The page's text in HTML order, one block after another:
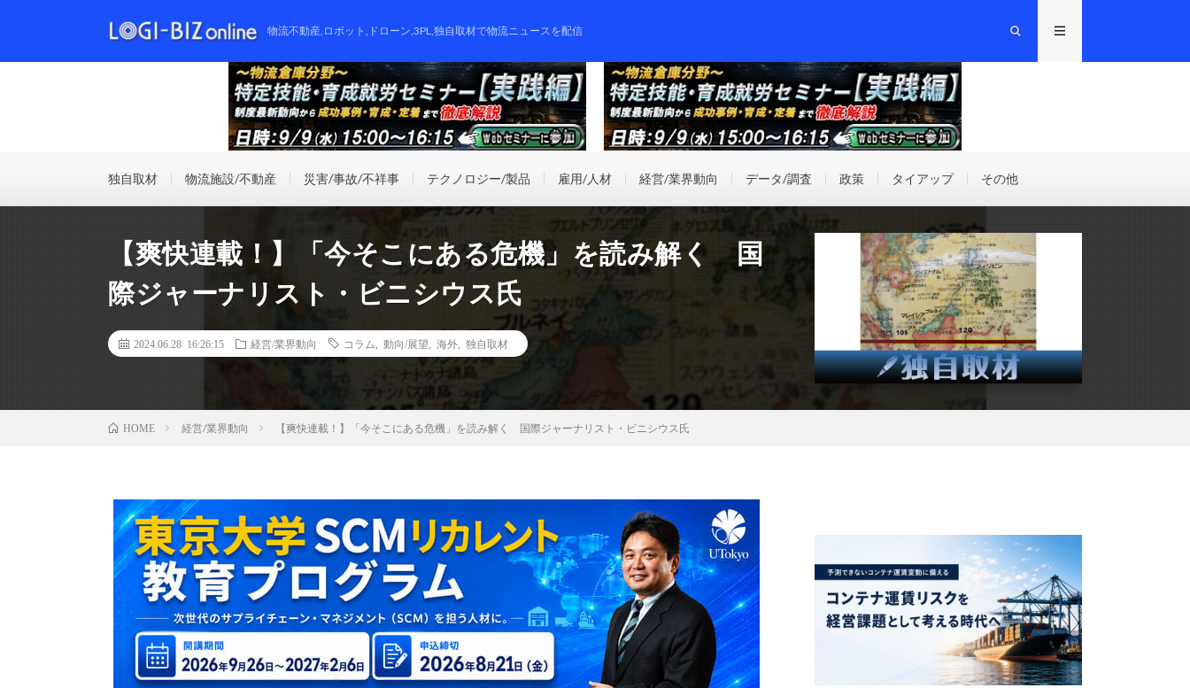
物流不動産,ロボット,ドローン,3PL,独自取材で物流ニュースを配信
独自取材 物流施設/不動産 災害/事故/不祥事 テクノロジー/製品 雇用/人材 経営/業界動向 データ/調査 政策 タイアップ その他
【爽快連載！】「今そこにある危機」を読み解く 国
際ジャーナリスト・ビニシウス氏
2024.06.28 16:26:15 経営/業界動向 コラム 動向/展望 海外 独自取材
HOME 経営/業界動向 【爽快連載！】「今そこにある危機」を読み解く 国際ジャーナリスト・ビニシウス氏